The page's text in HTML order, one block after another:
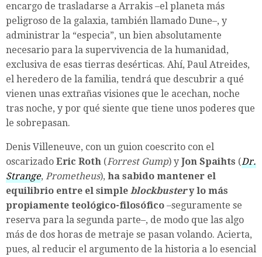
encargo de trasladarse a Arrakis –el planeta más
peligroso de la galaxia, también llamado Dune–, y
administrar la “especia”, un bien absolutamente
necesario para la supervivencia de la humanidad,
exclusiva de esas tierras desérticas. Ahí, Paul Atreides,
el heredero de la familia, tendrá que descubrir a qué
vienen unas extrañas visiones que le acechan, noche
tras noche, y por qué siente que tiene unos poderes que
le sobrepasan.
Denis Villeneuve, con un guion coescrito con el
oscarizado Eric Roth (Forrest Gump) y Jon Spaihts (Dr.
Strange, Prometheus), ha sabido mantener el
equilibrio entre el simple blockbustery lo más
propiamente teológico-filosófico –seguramente se
reserva para la segunda parte–, de modo que las algo
más de dos horas de metraje se pasan volando. Acierta,
pues, al reducir el argumento de la historia a lo esencial